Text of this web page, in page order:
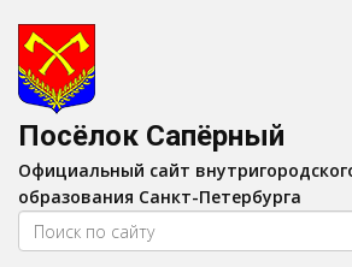
Изображения:
Цвет:A A
Посёлок Сапёрный
Официальный сайт
образования Санкт-Петербурга